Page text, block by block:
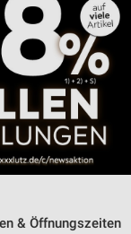
& Öffnungszeiten